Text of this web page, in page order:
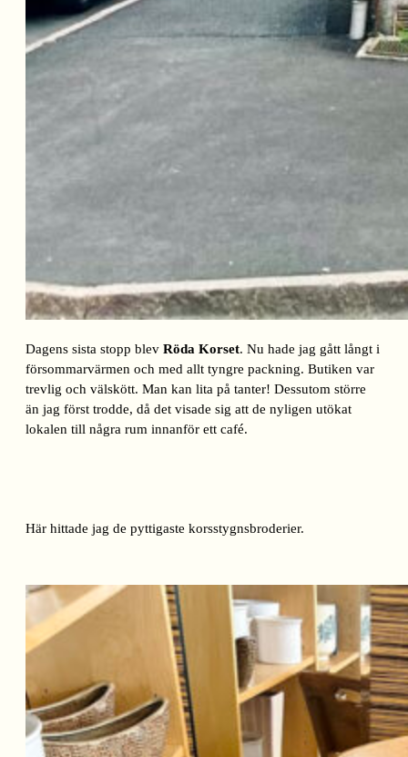
Dagens sista stopp blev Röda Korset. Nu hade jag gått långt i
försommarvärmen och med allt tyngre packning. Butiken var
trevlig och välskött. Man kan lita på tanter! Dessutom större
än jag först trodde, då det visade sig att de nyligen utökat
lokalen till några rum innanför ett café.
Här hittade jag de pyttigaste korsstygnsbroderier.